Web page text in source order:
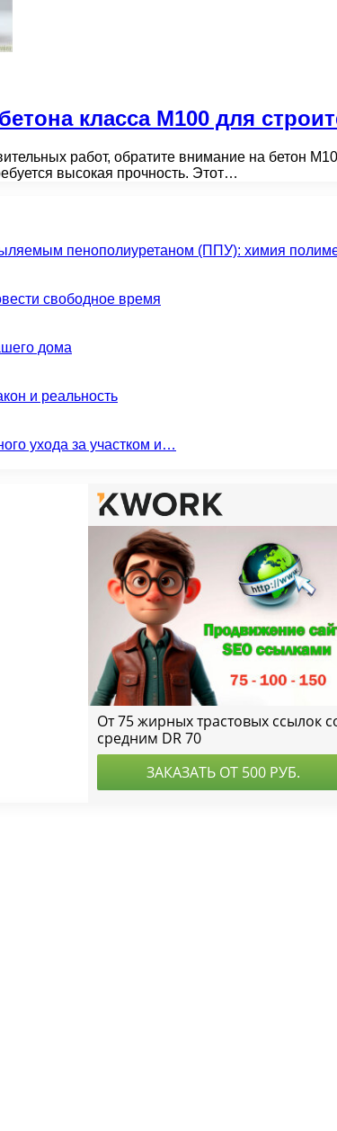
класса М100 для
работ, обратите внимание на бетон
высокая прочность. Этот…
пенополиуретаном (ППУ): химия
свободное время
дома
и реальность
ухода за участком и…